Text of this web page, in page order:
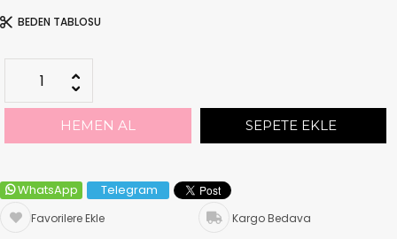
BEDEN TABLOSU
WhatsApp Telegram
Favorilere Ekle Kargo Bedava